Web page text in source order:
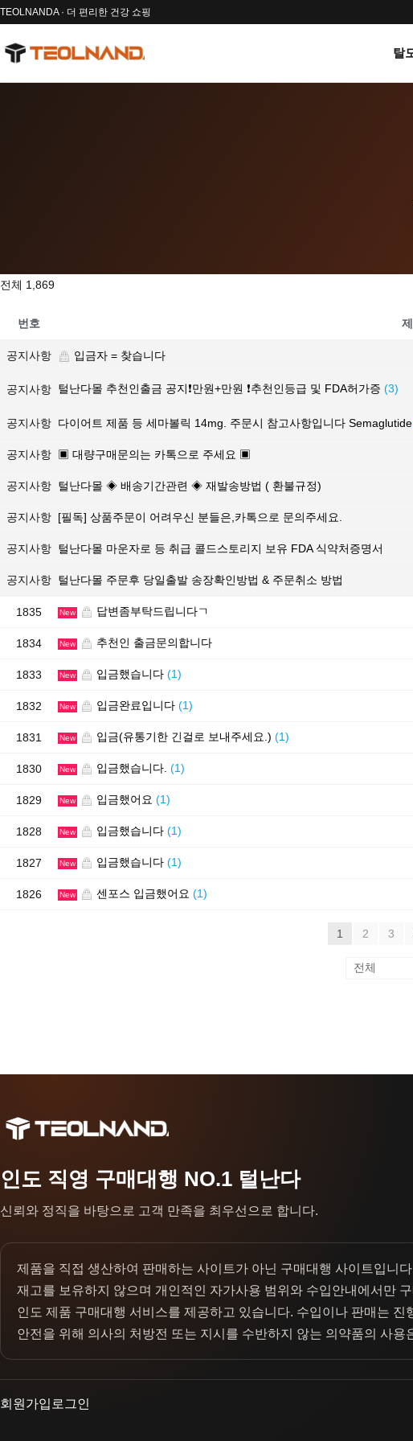
TEOLNANDA · 더 편리한 건강 쇼핑
탈
전체 1,869
번호
공지사항 입금자 = 찾습니다
공지사항 털난다몰 추천인출금 공지❗만원+만원 ❗추천인등급 및 FDA허가증 (3)
공지사항 다이어트 제품 등 세마볼릭 14mg. 주문시 참고사항입니다 Semaglutide
공지사항 ▣ 대량구매문의는 카톡으로 주세요 ▣
공지사항 털난다몰 ◈ 배송기간관련 ◈ 재발송방법 ( 환불규정)
공지사항 [필독] 상품주문이 어려우신 분들은,카톡으로 문의주세요.
공지사항 털난다몰 마운자로 등 취급 콜드스토리지 보유 FDA 식약처증명서
공지사항 털난다몰 주문후 당일출발 송장확인방법 & 주문취소 방법
1835 New 답변좀부탁드립니다ㄱ
1834 New 추천인 출금문의합니다
1833 New 입금했습니다 (1)
1832 New 입금완료입니다 (1)
1831 New 입금(유통기한 긴걸로 보내주세요.) (1)
1830 New 입금했습니다. (1)
1829 New 입금했어요 (1)
1828 New 입금했습니다 (1)
1827 New 입금했습니다 (1)
1826 New 센포스 입금했어요 (1)
1 2 3
인도 직영 구매대행 NO.1 털난다
신뢰와 정직을 바탕으로 고객 만족을 최우선으로 합니다.
제품을 직접 생산하여 판매하는 사이트가 아닌 구매대행 사이트입니
재고를 보유하지 않으며 개인적인 자가사용 범위와 수입안내에서만
인도 제품 구매대행 서비스를 제공하고 있습니다. 수입이나 판매는 진
안전을 위해 의사의 처방전 또는 지시를 수반하지 않는 의약품의 사용
회원가입로그인